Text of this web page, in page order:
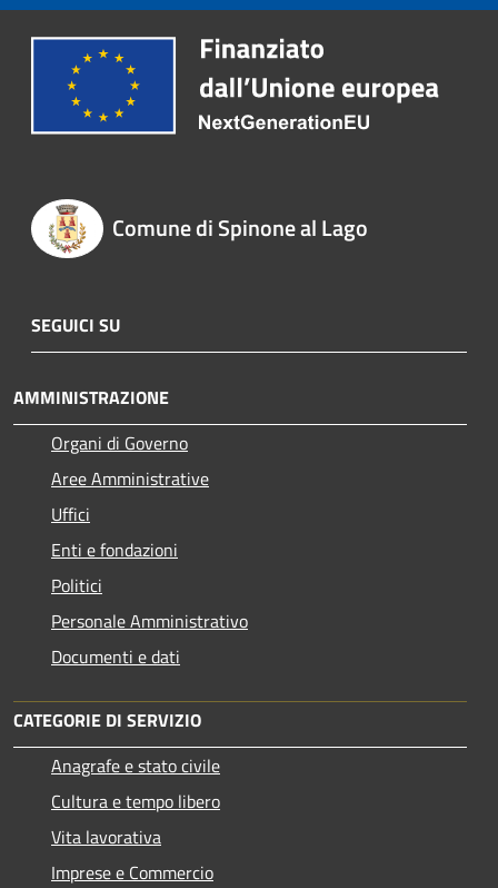
Comune di Spinone al Lago
SEGUICI SU
AMMINISTRAZIONE
Organi di Governo
Aree Amministrative
Uffici
Enti e fondazioni
Politici
Personale Amministrativo
Documenti e dati
CATEGORIE DI SERVIZIO
Anagrafe e stato civile
Cultura e tempo libero
Vita lavorativa
Imprese e Commercio